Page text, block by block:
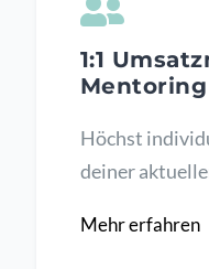
1:1
Mentoring
Höchst
deiner
Mehr erfahren